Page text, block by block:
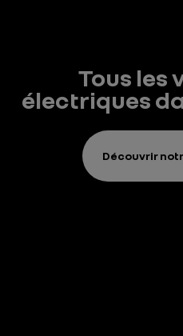
Tous les
électriques
Découvrir